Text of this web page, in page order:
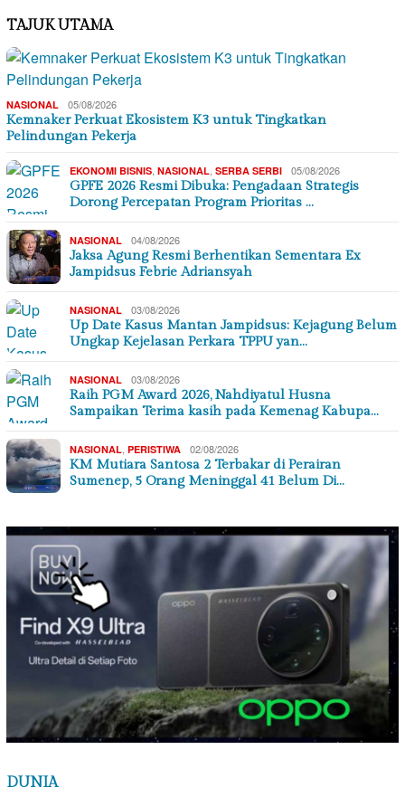
TAJUK UTAMA
NASIONAL 05/08/2026
Kemnaker Perkuat Ekosistem K3 untuk Tingkatkan
Pelindungan Pekerja
EKONOMI BISNIS NASIONAL SERBA SERBI 05/08/2026
GPFE 2026 Resmi Dibuka: Pengadaan Strategis
Dorong Percepatan Program Prioritas …
NASIONAL 04/08/2026
Jaksa Agung Resmi Berhentikan Sementara Ex
Jampidsus Febrie Adriansyah
NASIONAL 03/08/2026
Up Date Kasus Mantan Jampidsus: Kejagung Belum
Ungkap Kejelasan Perkara TPPU yan…
NASIONAL 03/08/2026
Raih PGM Award 2026, Nahdiyatul Husna
Sampaikan Terima kasih pada Kemenag Kabupa…
NASIONAL PERISTIWA 02/08/2026
KM Mutiara Santosa 2 Terbakar di Perairan
Sumenep, 5 Orang Meninggal 41 Belum Di…
DUNIA